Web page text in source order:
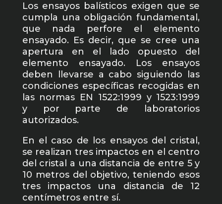
Los ensayos balísticos exigen que se
cumpla una obligación fundamental,
que nada perfore el elemento
ensayado. Es decir, que se cree una
apertura en el lado opuesto del
elemento ensayado. Los ensayos
deben llevarse a cabo siguiendo las
condiciones específicas recogidas en
las normas EN 1522:1999 y 1523:1999
y por parte de laboratorios
autorizados.
En el caso de los ensayos del cristal,
se realizan tres impactos en el centro
del cristal a una distancia de entre 5 y
10 metros del objetivo, teniendo esos
tres impactos una distancia de 12
centímetros entre sí.